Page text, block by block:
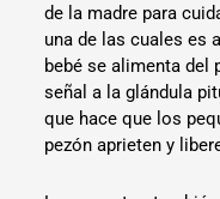
de la madre para
una de las cuales es
bebé se alimenta del
señal a la glándula
que hace que los
pezón aprieten y